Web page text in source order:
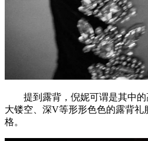
提到露背，倪妮可谓是其中的
大镂空、深V等形形色色的露背礼
格。